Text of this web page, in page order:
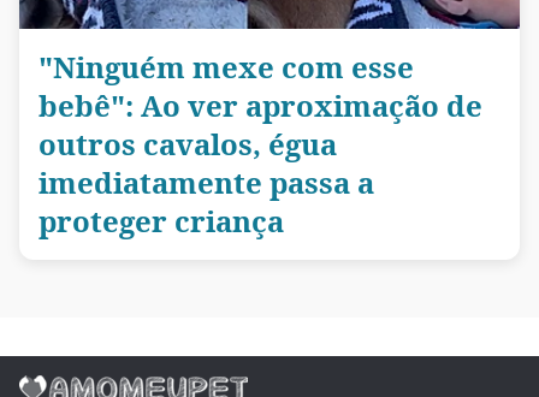
"Ninguém mexe com esse
bebê": Ao ver aproximação de
outros cavalos, égua
imediatamente passa a
proteger criança